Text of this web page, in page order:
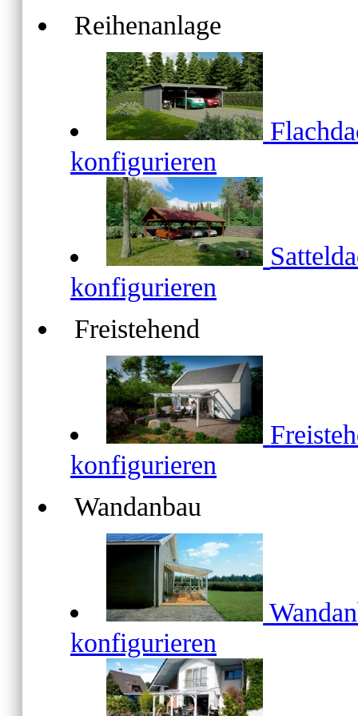
Reihenanlage
konfigurieren
konfigurieren
Freistehend
konfigurieren
Wandanbau
konfigurieren